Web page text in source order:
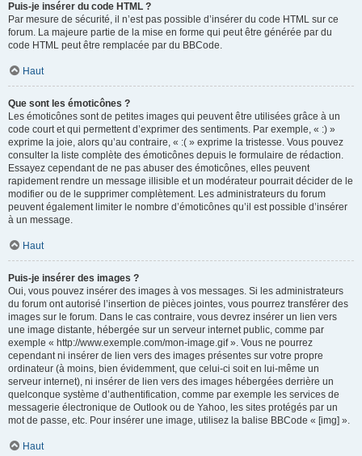
Puis-je insérer du code HTML ?
Par mesure de sécurité, il n’est pas possible d’insérer du code HTML sur ce
forum. La majeure partie de la mise en forme qui peut être générée par du
code HTML peut être remplacée par du BBCode.
Haut
Que sont les émoticônes ?
Les émoticônes sont de petites images qui peuvent être utilisées grâce à un
code court et qui permettent d’exprimer des sentiments. Par exemple, « :) »
exprime la joie, alors qu’au contraire, « :( » exprime la tristesse. Vous pouvez
consulter la liste complète des émoticônes depuis le formulaire de rédaction.
Essayez cependant de ne pas abuser des émoticônes, elles peuvent
rapidement rendre un message illisible et un modérateur pourrait décider de le
modifier ou de le supprimer complètement. Les administrateurs du forum
peuvent également limiter le nombre d’émoticônes qu’il est possible d’insérer
à un message.
Haut
Puis-je insérer des images ?
Oui, vous pouvez insérer des images à vos messages. Si les administrateurs
du forum ont autorisé l’insertion de pièces jointes, vous pourrez transférer des
images sur le forum. Dans le cas contraire, vous devrez insérer un lien vers
une image distante, hébergée sur un serveur internet public, comme par
exemple « http://www.exemple.com/mon-image.gif ». Vous ne pourrez
cependant ni insérer de lien vers des images présentes sur votre propre
ordinateur (à moins, bien évidemment, que celui-ci soit en lui-même un
serveur internet), ni insérer de lien vers des images hébergées derrière un
quelconque système d’authentification, comme par exemple les services de
messagerie électronique de Outlook ou de Yahoo, les sites protégés par un
mot de passe, etc. Pour insérer une image, utilisez la balise BBCode « [img] ».
Haut